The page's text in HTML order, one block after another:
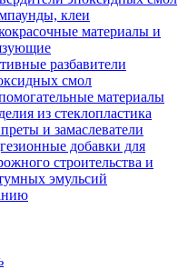
клеи
материалы и
разбавители
смол
материалы
из стеклопластика
и замаслеватели
добавки для
строительства и
эмульсий